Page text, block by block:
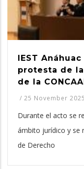
IEST
protesta de
de la
/ 25 November 2025
Durante el acto se
ámbito jurídico y se
de Derecho